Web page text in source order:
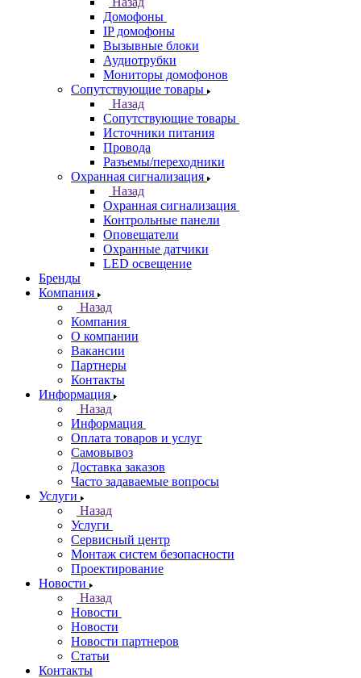
Домофоны
IP домофоны
Вызывные блоки
Аудиотрубки
Мониторы домофонов
Сопутствующие товары
Назад
Сопутствующие товары
Источники питания
Провода
Разъемы/переходники
Охранная сигнализация
Назад
Охранная сигнализация
Контрольные панели
Оповещатели
Охранные датчики
LED освещение
Бренды
Компания
Назад
Компания
О компании
Вакансии
Партнеры
Контакты
Информация
Назад
Информация
Оплата товаров и услуг
Самовывоз
Доставка заказов
Часто задаваемые вопросы
Услуги
Назад
Услуги
Сервисный центр
Монтаж систем безопасности
Проектирование
Новости
Назад
Новости
Новости
Новости партнеров
Статьи
Контакты